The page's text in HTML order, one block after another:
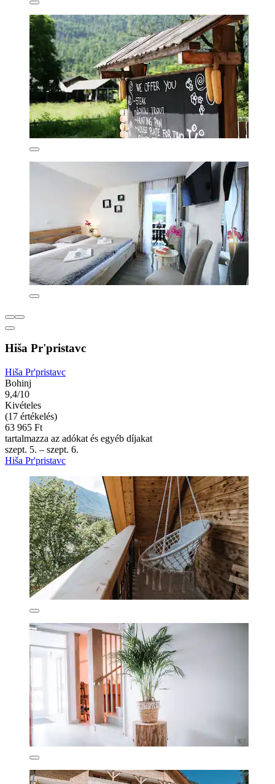
Hiša Pr'pristavc
Hiša Pr'pristavc
Bohinj
9,4/10
Kivételes
(17 értékelés)
63 965 Ft
tartalmazza az adókat és egyéb díjakat
szept. 5. – szept. 6.
Hiša Pr'pristavc